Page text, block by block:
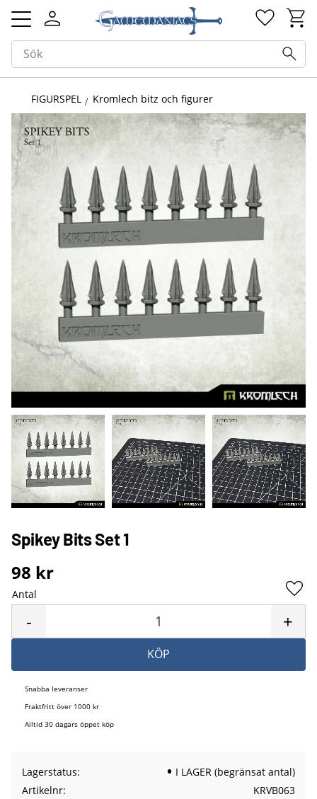
Meny
FIGURSPEL Kromlech bitz och figurer
Spikey Bits Set 1
98 kr
Antal
+
-
KÖP
Snabba leveranser
Fraktfritt över 1000 kr
Alltid 30 dagars öppet köp
Lagerstatus
I LAGER (begränsat antal)
Artikelnr
KRVB063